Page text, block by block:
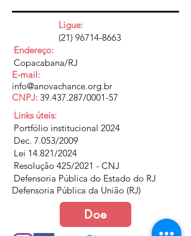
Ligue:
(21) 96714-8663
Endereço:
Copacabana/RJ
E-mail:
info@anovachance.org.br
CNPJ: 39.437.287/0001-57
Links úteis:
Portfólio institucional 2024
Dec. 7.053/2009
Lei 14.821/2024
Resolução 425/2021 - CNJ
Defensoria Pública do Estado do RJ
Defensoria Pública da União (RJ)
Doe